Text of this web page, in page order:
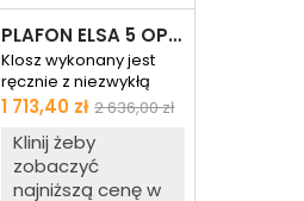
dokładnie tak, jak na
zdjęciu. Jest fabrycznie
nowy, pochodzi prosto
od producenta.
PLAFON ELSA 5 OPALOWY MATOWY - ŚR. 500 MM
Klosz wykonany jest
ręcznie z niezwykłą
starannością z
trójwarstwowego szkła
opalowego (białego)
matowego w
Cena
1 713,40 zł Cena
2 636,00 zł
Klinij żeby
zobaczyć
najniższą cenę w